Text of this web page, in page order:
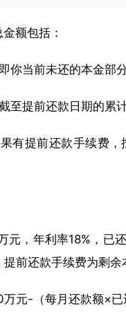
额包括：
即你当前未还的本金部
至提前还款日期的累
有提前还款手续费，
元，年利率18%，已
前还款手续费为剩余
万元-（每月还款额×已